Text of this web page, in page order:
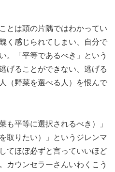
とは頭の片隅ではわかってい
く感じられてしまい、自分で
。「平等であるべき」という
げることができない、逃げる
（野菜を選べる人）を恨んで
も平等に選択されるべき）」
取りたい）」というジレンマ
てほぼ必ずと言っていいほど
カウンセラーさんいわくこう